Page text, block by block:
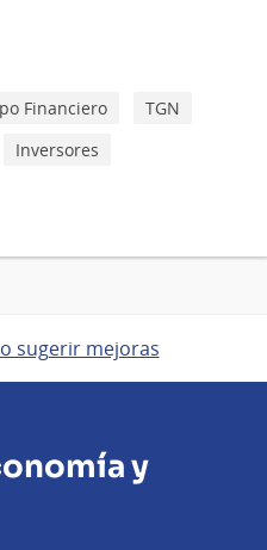
Financiero
TGN
Inversores
sugerir mejoras
y